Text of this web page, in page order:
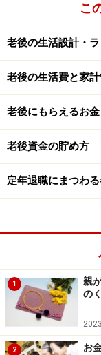
では繰上げ受給
とはいえ、自分
った上で、慎重
繰上げ受給
ここからは、繰
考えてみましょ
ご自身の体調に
は、早めに受け
②現在の生活費
貯蓄が少なく、
破綻したりする
を健全に維持す
こ
老後の生活設計・
老後の生活費と家
老後にもらえるお金
老後資金の貯め方
定年退職にまつわ
1
親
の
2 お